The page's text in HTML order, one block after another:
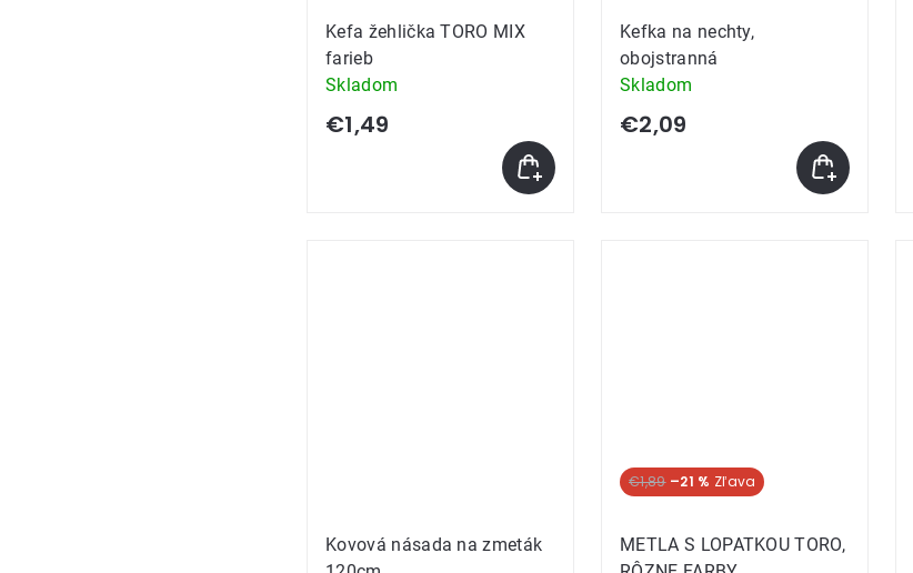
Kefa žehlička TORO MIX
farieb
Skladom
€1,49
Kefka na nechty,
obojstranná
Skladom
€2,09
Kovová násada na zmeták
€1,89 –21 %
METLA S LOPATKOU TORO,